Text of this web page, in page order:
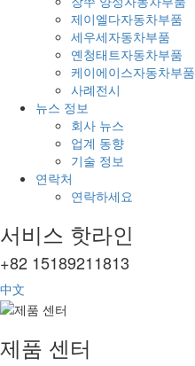
제이엘다자동차부품
세우세자동차부품
옌청태트자동차부품
케이에이스자동차부품
사례전시
뉴스 정보
회사 뉴스
업계 동향
기술 정보
연락처
연락하세요
서비스 핫라인
+82 15189211813
中文
제품 센터